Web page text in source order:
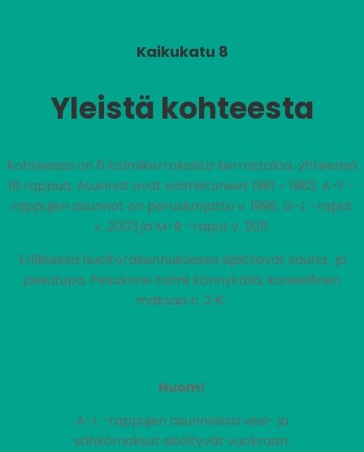
Kaikukatu 8
Yleistä kohteesta
Kohteessa on 6 kolmikerroksista kerrostaloa, yhteensä
18 rappua. Asunnot ovat valmistuneet 1981 - 1983. A-F -
rappujen asunnot on peruskorjattu v. 1998, G-L -raput
v. 2003 ja M-R -raput v. 2011.
Erillisessä huoltorakennuksessa sijaitsevat sauna, ja
pesutupa. Pesukone toimii kännykällä, koneellinen
maksaa n. 2 €.
Huom!
A-L -rappujen asunnoissa vesi- ja
sähkömaksut sisältyvät vuokraan.